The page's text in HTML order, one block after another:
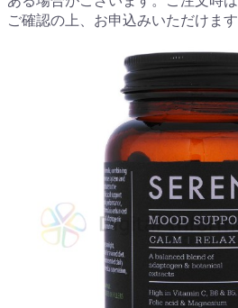
ご確認の上、お申込みいただけま